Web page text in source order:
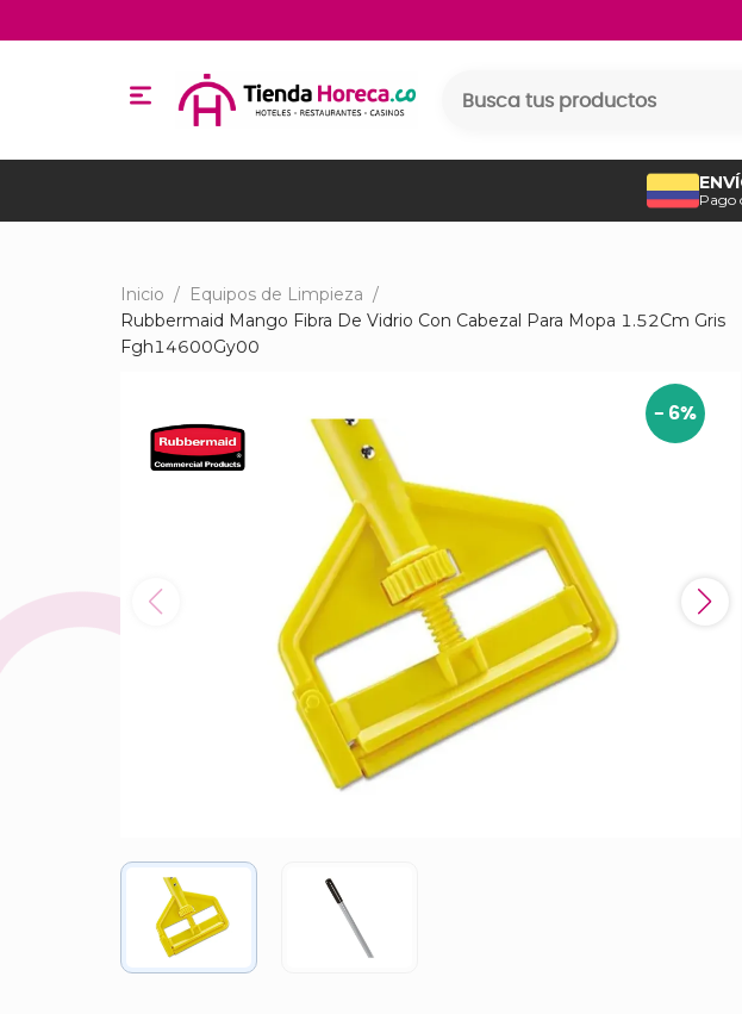
Pago
Inicio / Equipos de Limpieza /
Rubbermaid Mango Fibra De Vidrio Con Cabezal Para Mopa 1.52Cm Gris
Fgh14600Gy00
- 6%